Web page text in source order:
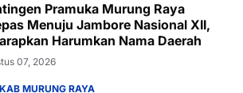
Pramuka Murung Raya
Menuju Jambore Nasional XII,
Harumkan Nama Daerah
07, 2026
MURUNG RAYA